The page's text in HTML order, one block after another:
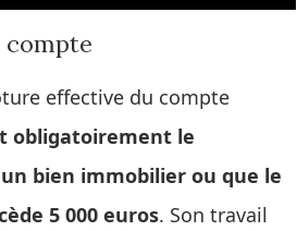
effective du compte
obligatoirement le
bien immobilier ou que le
5 000 euros. Son travail